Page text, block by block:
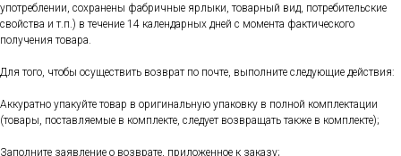
употреблении, сохранены фабричные ярлыки, товарный вид, потребительские
свойства и т.п.) в течение 14 календарных дней с момента фактического
получения товара.
Для того, чтобы осуществить возврат по почте, выполните следующие действия:
Аккуратно упакуйте товар в оригинальную упаковку в полной комплектации
(товары, поставляемые в комплекте, следует возвращать также в комплекте);
Заполните заявление о возврате, приложенное к заказу;